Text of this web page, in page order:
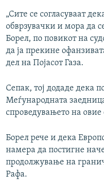
„Сите се согласуваат
обврзувачки и мора да
Борел, по повикот на
да ја прекине
дел на Појасот Газа.
Сепак, тој додаде дека
Mеѓународната
спроведувањето на овие
Борел рече и дека
намера да постигне
продолжување на
Рафа.